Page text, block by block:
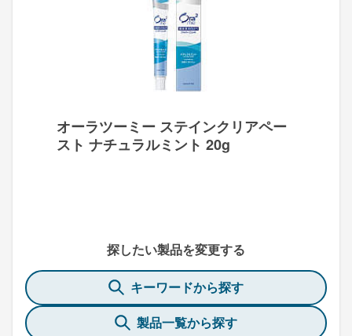
オーラツーミー ステインクリアペー
スト ナチュラルミント 20g
探したい製品を変更する
キーワードから探す
製品一覧から探す